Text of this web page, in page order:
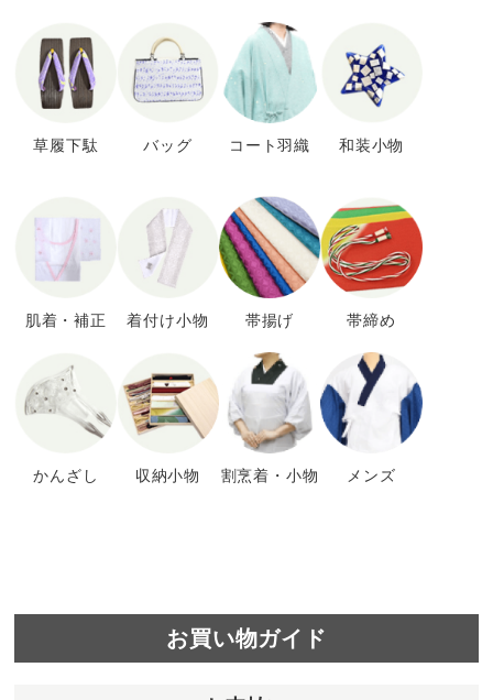
草履下駄 バッグ コート羽織 和装小物
肌着・補正 着付け小物 帯揚げ 帯締め
かんざし 収納小物 割烹着・小物 メンズ
お買い物ガイド